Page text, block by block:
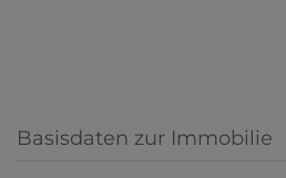
Basisdaten zur Immobilie